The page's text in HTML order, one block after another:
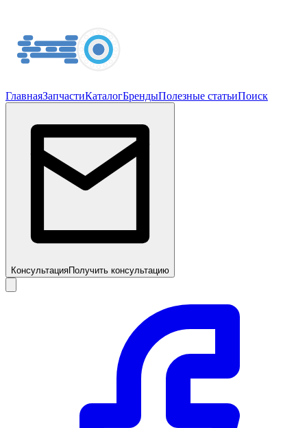
ГлавнаяЗапчастиКаталогБрендыПолезные статьиПоиск
КонсультацияПолучить консультацию